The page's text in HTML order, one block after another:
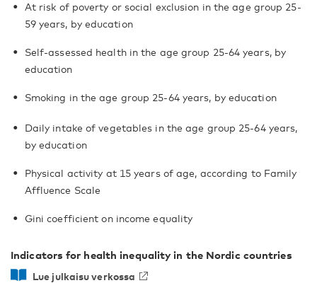
At risk of poverty or social exclusion in the age group 25-
59 years, by education
Self-assessed health in the age group 25-64 years, by
education
Smoking in the age group 25-64 years, by education
Daily intake of vegetables in the age group 25-64 years,
by education
Physical activity at 15 years of age, according to Family
Affluence Scale
Gini coefficient on income equality
Indicators for health inequality in the Nordic countries
Lue julkaisu verkossa